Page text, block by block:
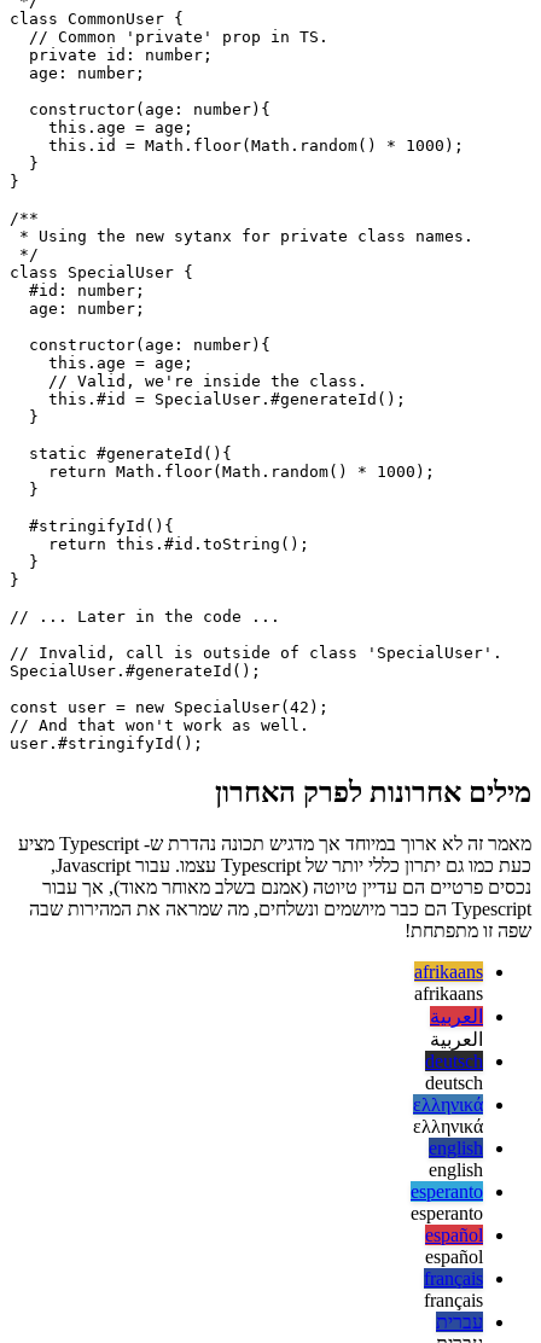
/**
* A class that uses already known
* private props.
class CommonUser {
  // Common 'private' prop in TS.
  private id: number;
  age: number;
    this.age = age;
    this.id = Math.floor(Math.random() * 1000);
  }
}
/**
* Using the new sytanx for private class names.
*/
class SpecialUser {
  #id: number;
  age: number;
    this.age = age;
    // Valid, we're inside the class.
    this.#id = SpecialUser.#generateId();
  static #generateId(){
    return Math.floor(Math.random() * 1000);
  }
  #stringifyId(){
  }
}
// ... Later in the code ...
// Invalid, call is outside of class 'SpecialUser'.
SpecialUser.#generateId();
const user = new SpecialUser(42);
// And that won't work as well.
מילים אחרונות לפרק האחרון
נכסים פרטיים הם עדיין טיוטה (אמנם בשלב מאוחר מאוד), אך עבור
Typescript הם כבר מיושמים ונשלחים, מה שמראה את המהירות שבה
שפה זו מתפתחת!
afrikaans
afrikaans
العربية
العربية
deutsch
deutsch
ελληνικά
ελληνικά
english
english
esperanto
esperanto
español